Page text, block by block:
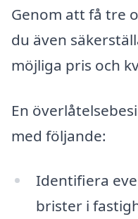
Genom att få tre
du även
möjliga pris och
En
med följande:
Identifiera
brister i